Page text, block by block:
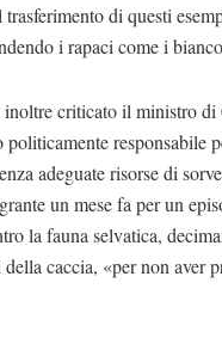
di questi
i rapaci come i
criticato il ministro
responsabile
adeguate risorse di
un mese fa per un
la fauna selvatica,
della caccia, «per non aver